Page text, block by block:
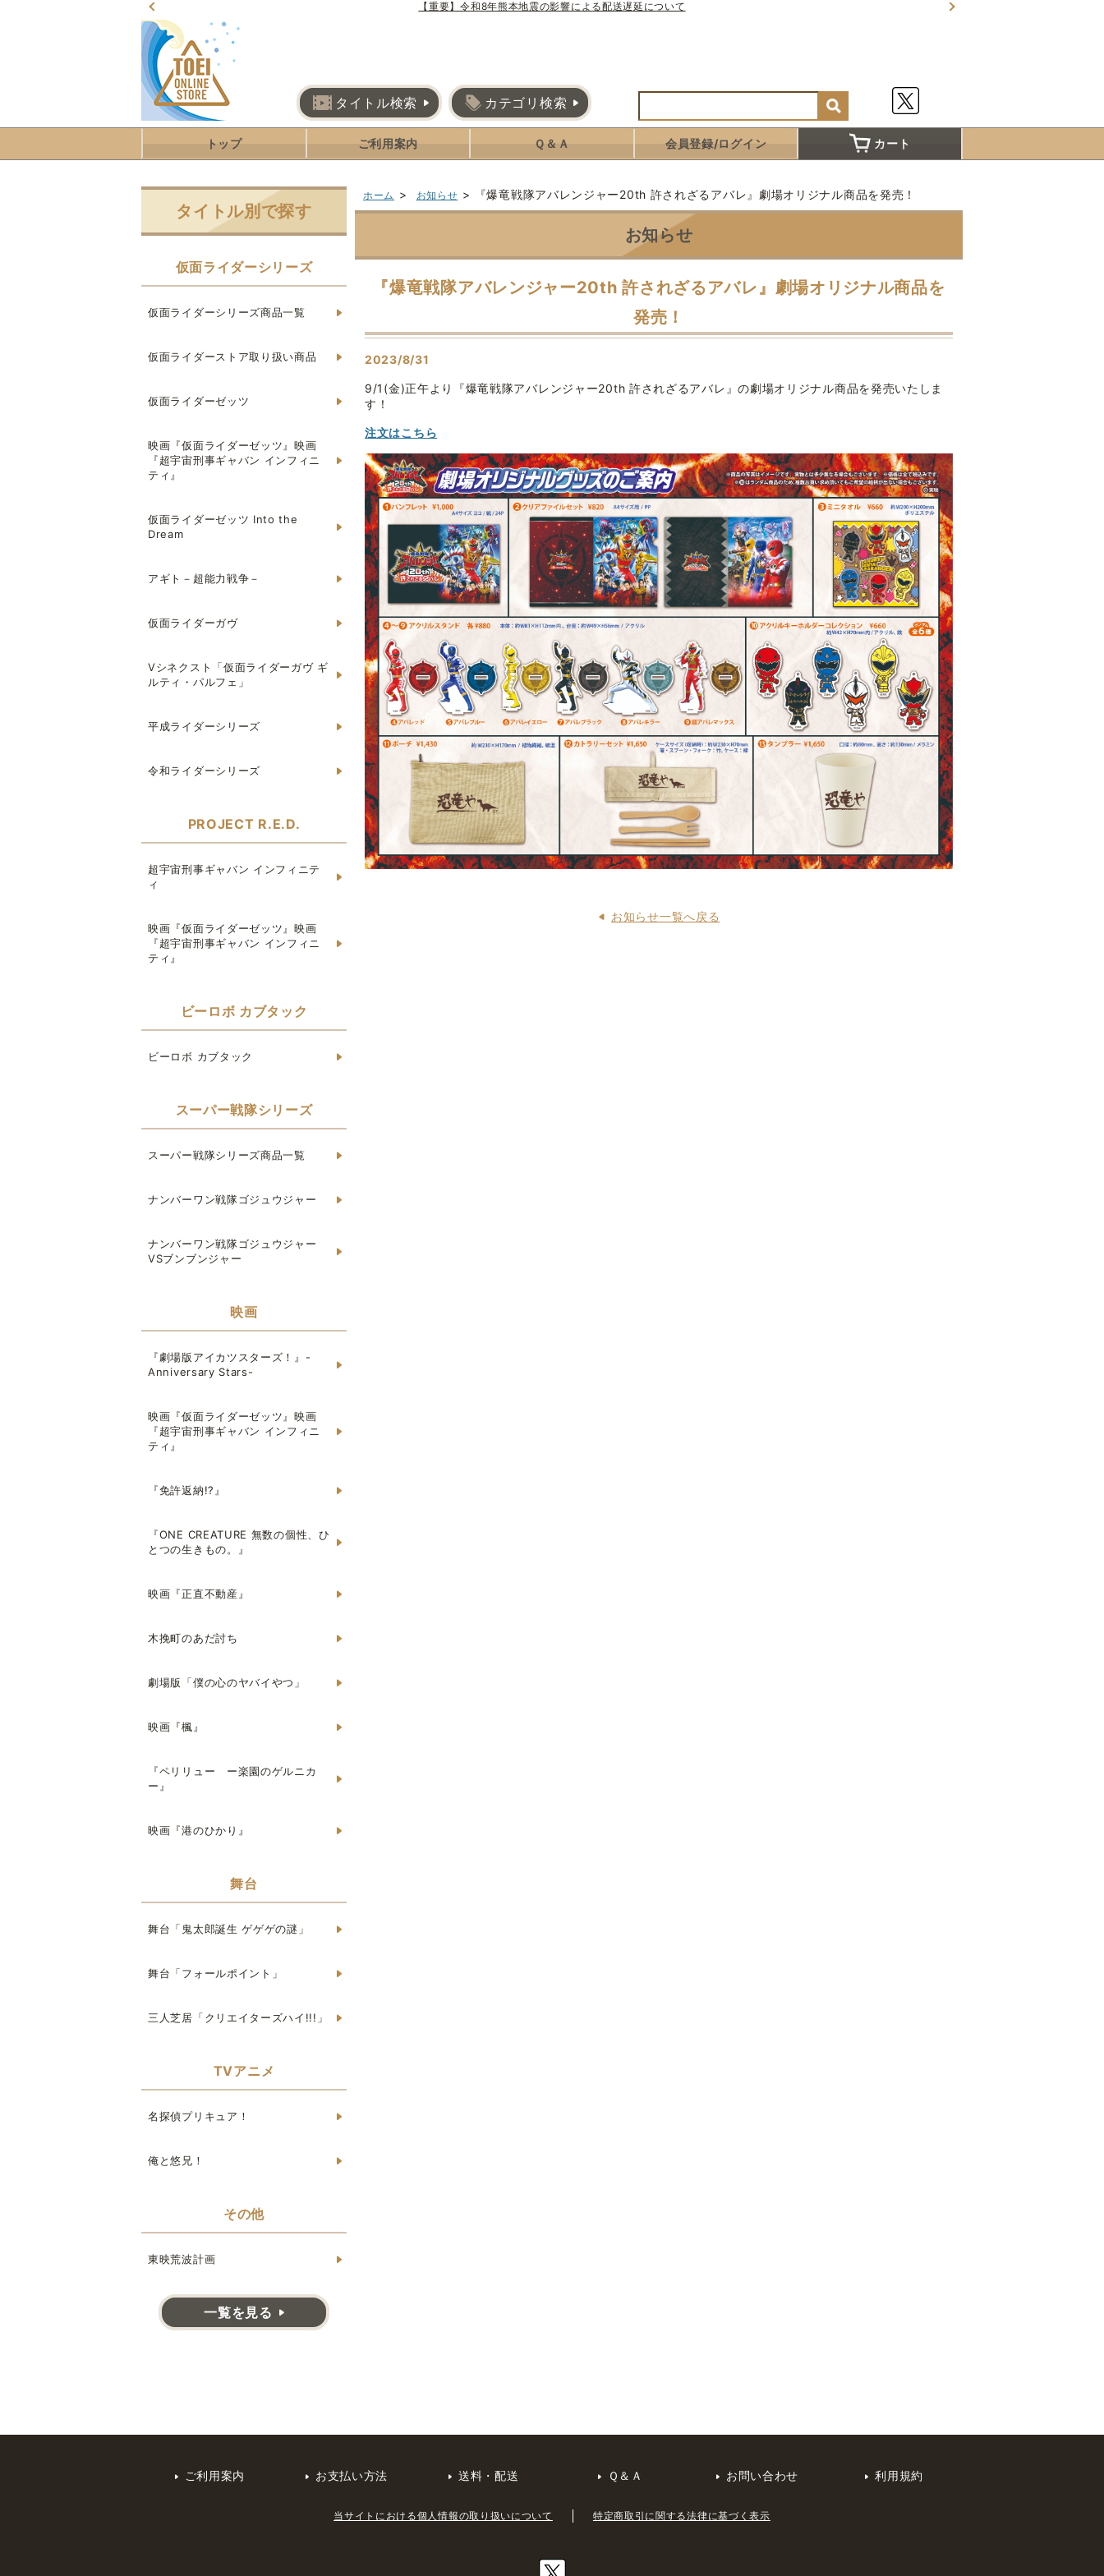
【重要】令和8年熊本地震の影響による配送遅延について
タイトル検索 カテゴリ検索
トップ ご利用案内 Ｑ＆Ａ 会員登録/ログイン カート
ホーム > お知らせ > 『爆竜戦隊アバレンジャー20th 許されざるアバレ』劇場オリジナル商品を発売！
お知らせ
『爆竜戦隊アバレンジャー20th 許されざるアバレ』劇場オリジナル商品を
発売！
2023/8/31
9/1(金)正午より『爆竜戦隊アバレンジャー20th 許されざるアバレ』の劇場オリジナル商品を発売いたしま
す！
注文はこちら
お知らせ一覧へ戻る
タイトル別で探す
仮面ライダーシリーズ
仮面ライダーシリーズ商品一覧
仮面ライダーストア取り扱い商品
仮面ライダーゼッツ
映画『仮面ライダーゼッツ』映画
『超宇宙刑事ギャバン インフィニ
ティ』
仮面ライダーゼッツ Into the
Dream
アギト－超能力戦争－
仮面ライダーガヴ
Vシネクスト「仮面ライダーガヴ ギ
ルティ・パルフェ」
平成ライダーシリーズ
令和ライダーシリーズ
PROJECT R.E.D.
超宇宙刑事ギャバン インフィニテ
ィ
映画『仮面ライダーゼッツ』映画
『超宇宙刑事ギャバン インフィニ
ティ』
ビーロボ カブタック
ビーロボ カブタック
スーパー戦隊シリーズ
スーパー戦隊シリーズ商品一覧
ナンバーワン戦隊ゴジュウジャー
ナンバーワン戦隊ゴジュウジャー
VSブンブンジャー
映画
『劇場版アイカツスターズ！』-
Anniversary Stars-
映画『仮面ライダーゼッツ』映画
『超宇宙刑事ギャバン インフィニ
ティ』
『免許返納!?』
『ONE CREATURE 無数の個性、ひ
とつの生きもの。』
映画『正直不動産』
木挽町のあだ討ち
劇場版「僕の心のヤバイやつ」
映画『楓』
『ペリリュー ー楽園のゲルニカ
ー』
映画『港のひかり』
舞台
舞台「鬼太郎誕生 ゲゲゲの謎」
舞台「フォールポイント」
三人芝居「クリエイターズハイ!!!」
TVアニメ
名探偵プリキュア！
俺と悠兄！
その他
東映荒波計画
一覧を見る
ご利用案内 お支払い方法 送料・配送 Ｑ＆Ａ お問い合わせ 利用規約
当サイトにおける個人情報の取り扱いについて 特定商取引に関する法律に基づく表示